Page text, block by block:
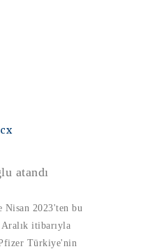
atandı
Nisan 2023'ten bu
itibarıyla
Türkiye'nin